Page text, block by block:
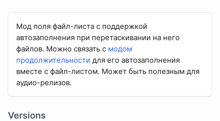
Мод поля файл-листа с поддержкой
автозаполнения при перетаскивании на него
файлов. Можно связать с модом
продолжительности для его автозаполнения
вместе с файл-листом. Может быть полезным для
аудио-релизов.
Versions